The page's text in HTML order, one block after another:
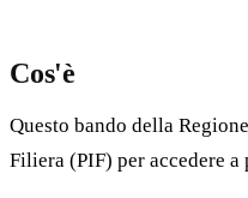
Cos'è
Questo bando della
Filiera (PIF) per accedere